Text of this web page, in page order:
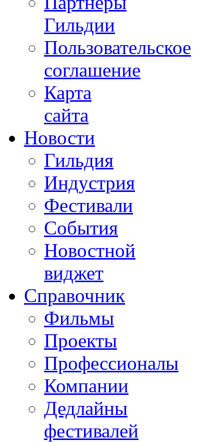
Гильдии
Пользовательское
соглашение
Карта
сайта
Новости
Гильдия
Индустрия
Фестивали
События
Новостной
виджет
Справочник
Фильмы
Проекты
Профессионалы
Компании
Дедлайны
фестивалей